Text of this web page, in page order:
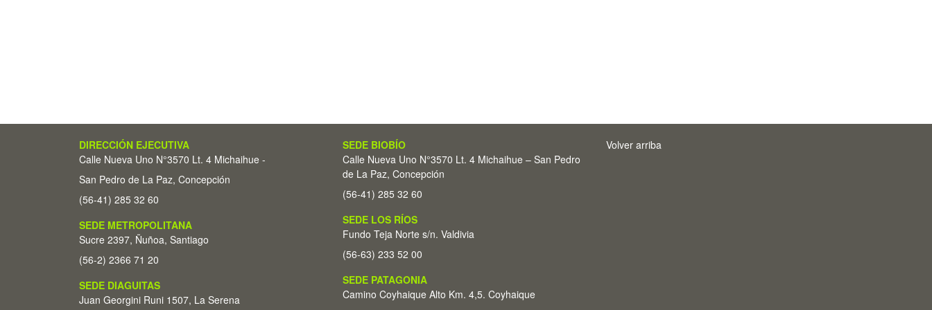
DIRECCIÓN EJECUTIVA
Calle Nueva Uno N°3570 Lt. 4 Michaihue -
San Pedro de La Paz, Concepción
(56-41) 285 32 60
SEDE METROPOLITANA
Sucre 2397, Ñuñoa, Santiago
(56-2) 2366 71 20
SEDE DIAGUITAS
Juan Georgini Runi 1507, La Serena
SEDE BIOBÍO
Calle Nueva Uno N°3570 Lt. 4 Michaihue – San Pedro
de La Paz, Concepción
(56-41) 285 32 60
SEDE LOS RÍOS
Fundo Teja Norte s/n. Valdivia
(56-63) 233 52 00
SEDE PATAGONIA
Camino Coyhaique Alto Km. 4,5. Coyhaique
Volver arriba